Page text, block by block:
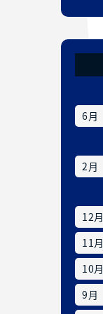
6月
2月
12月
11月
10月
9月